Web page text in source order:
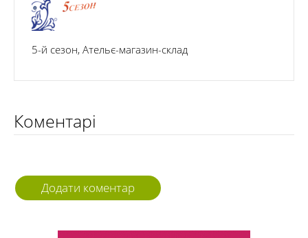
5-й сезон, Ательє-магазин-склад
Коментарі
Додати коментар